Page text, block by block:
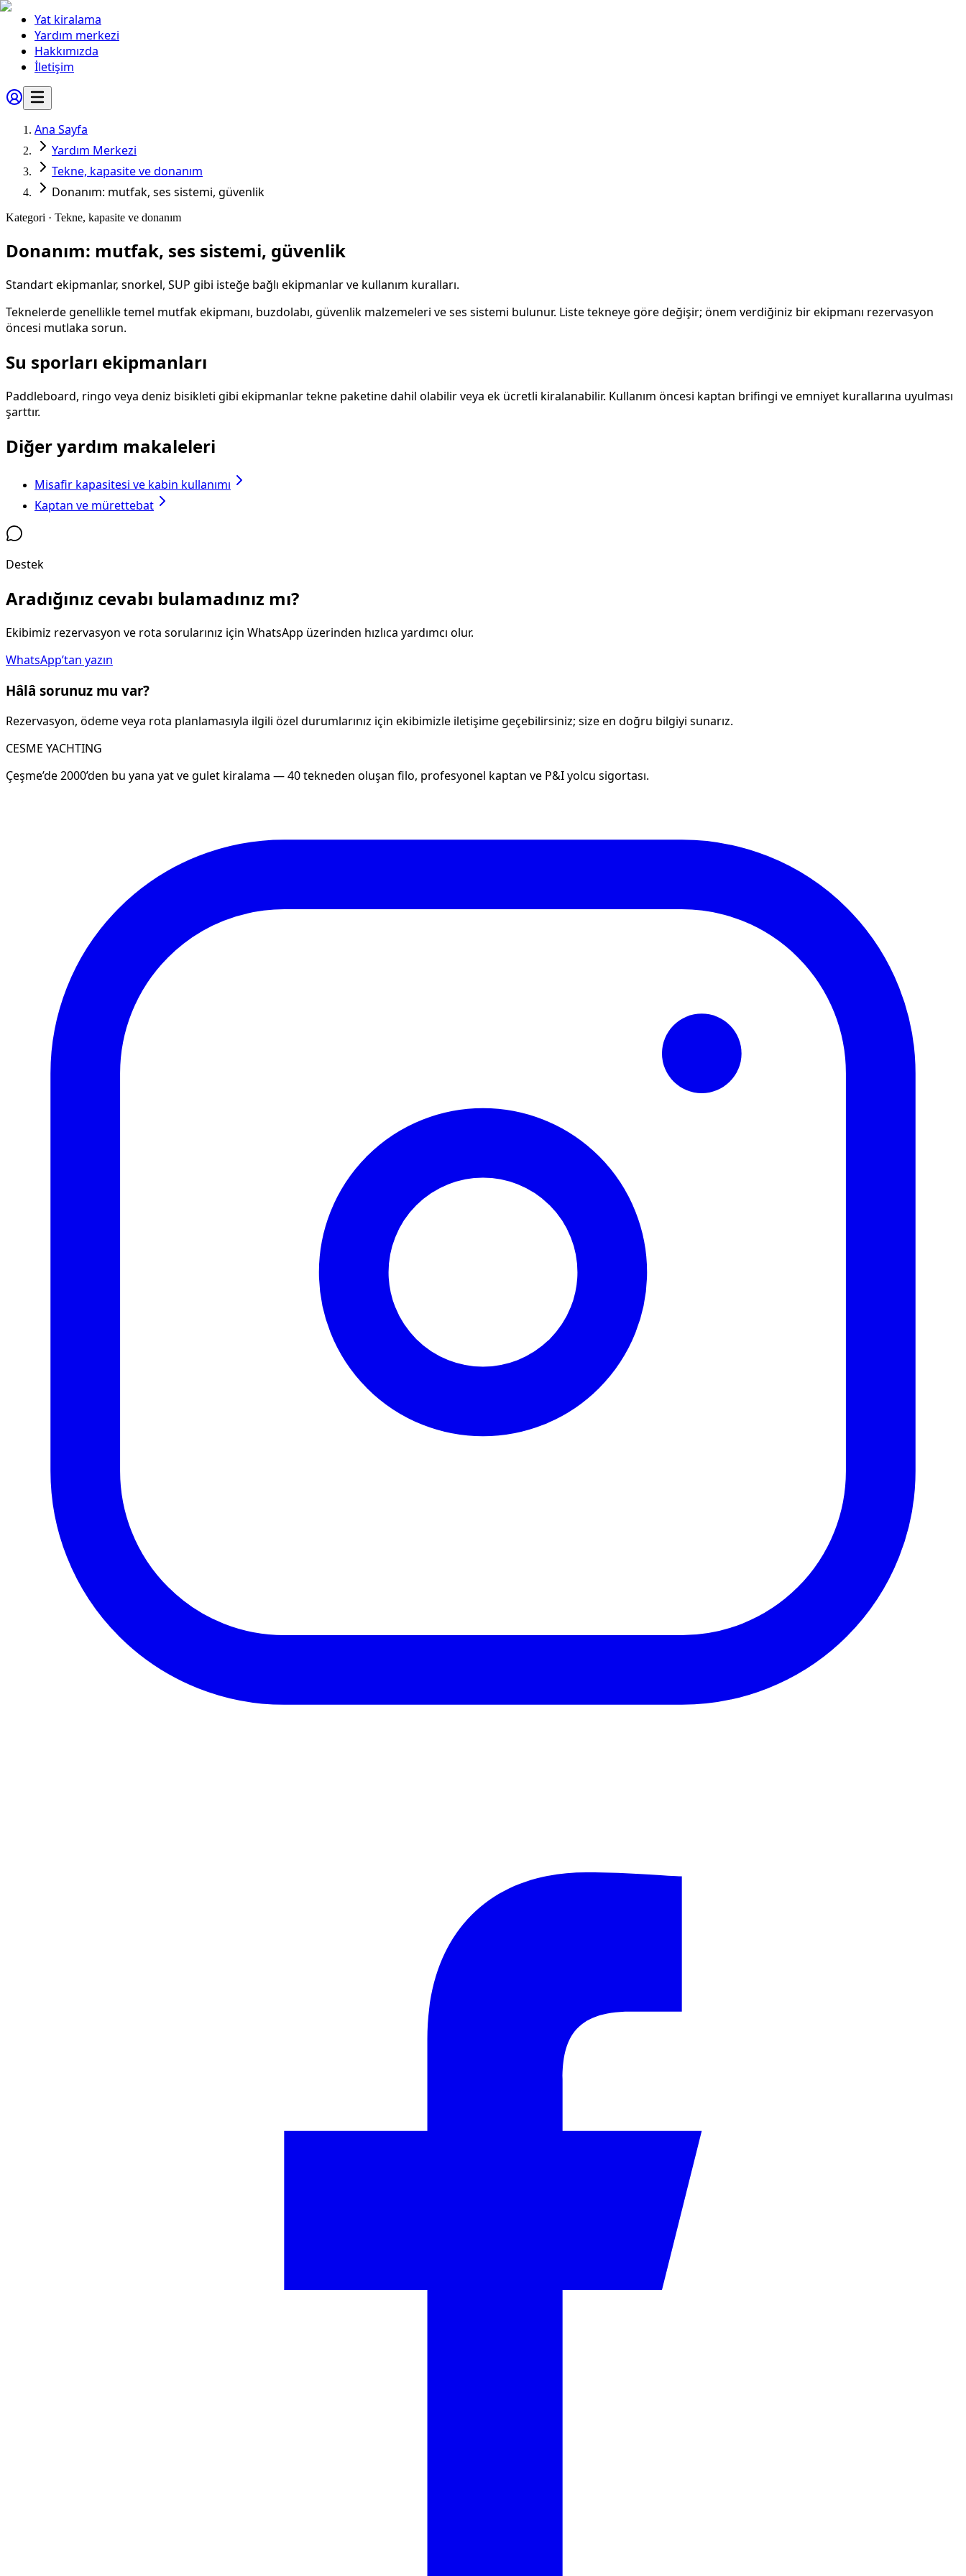
Yat kiralama
Yardım merkezi
Hakkımızda
İletişim
Ana Sayfa
Yardım Merkezi
Tekne, kapasite ve donanım
Donanım: mutfak, ses sistemi, güvenlik
Kategori · Tekne, kapasite ve donanım
Donanım: mutfak, ses sistemi, güvenlik
Standart ekipmanlar, snorkel, SUP gibi isteğe bağlı ekipmanlar ve kullanım kuralları.
Teknelerde genellikle temel mutfak ekipmanı, buzdolabı, güvenlik malzemeleri ve ses sistemi bulunur. Liste tekneye göre değişir; önem verdiğiniz bir ekipmanı rezervasyon
öncesi mutlaka sorun.
Su sporları ekipmanları
Paddleboard, ringo veya deniz bisikleti gibi ekipmanlar tekne paketine dahil olabilir veya ek ücretli kiralanabilir. Kullanım öncesi kaptan brifingi ve emniyet kurallarına uyulması
şarttır.
Diğer yardım makaleleri
Misafir kapasitesi ve kabin kullanımı
Kaptan ve mürettebat
Destek
Aradığınız cevabı bulamadınız mı?
Ekibimiz rezervasyon ve rota sorularınız için WhatsApp üzerinden hızlıca yardımcı olur.
WhatsApp’tan yazın
Hâlâ sorunuz mu var?
Rezervasyon, ödeme veya rota planlamasıyla ilgili özel durumlarınız için ekibimizle iletişime geçebilirsiniz; size en doğru bilgiyi sunarız.
CESME YACHTING
Çeşme’de 2000’den bu yana yat ve gulet kiralama — 40 tekneden oluşan filo, profesyonel kaptan ve P&I yolcu sigortası.